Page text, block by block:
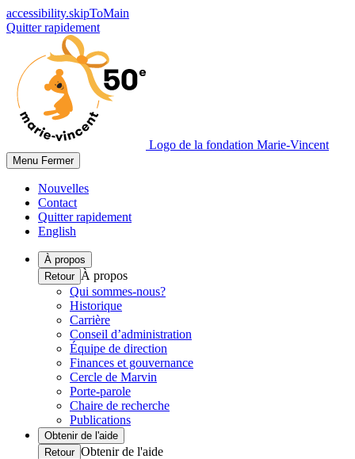
accessibility.skipToMain
Quitter rapidement
Logo de la fondation Marie-Vincent
Menu Fermer
Nouvelles
Contact
Quitter rapidement
English
À propos
Retour À propos
Qui sommes-nous?
Historique
Carrière
Conseil d’administration
Équipe de direction
Finances et gouvernance
Cercle de Marvin
Porte-parole
Chaire de recherche
Publications
Obtenir de l'aide
Retour Obtenir de l'aide